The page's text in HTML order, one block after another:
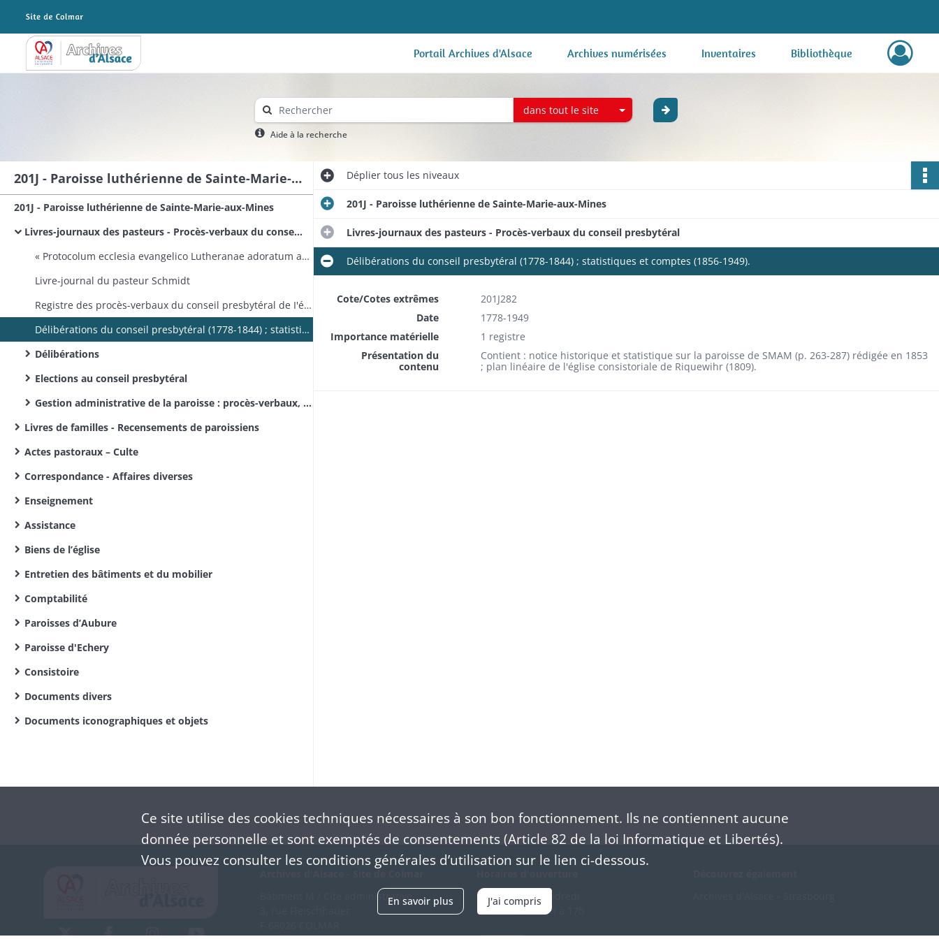
Archives Alsace - Colmar Portail Archives d'Alsace Archives numérisées Inventaires Bibliothèque
dans tout le site
Aide à la recherche
201J - Paroisse luthérienne de Sainte-Marie-aux-Mines
201J - Paroisse luthérienne de Sainte-Marie-aux-Mines
Livres-journaux des pasteurs - Procès-verbaux du conseil presbytéral
« Protocolum ecclesia evangelico Lutheranae adoratum ad usus ecclesiae in Valle Beate Mariae a Johann Francisco Goldmann, ab Enkirch ad Mosellan pro tempore pastore »
Livre-journal du pasteur Schmidt
Registre des procès-verbaux du conseil presbytéral de I'église protestante, confession d'Augsbourg, à Sainte-Marie-aux-Mines
Délibérations du conseil presbytéral (1778-1844) ; statistiques et comptes (1856-1949).
Délibérations
Elections au conseil presbytéral
Gestion administrative de la paroisse : procès-verbaux, correspondance, listes de souscriptions, …
Livres de familles - Recensements de paroissiens
Actes pastoraux – Culte
Correspondance - Affaires diverses
Enseignement
Assistance
Biens de l’église
Entretien des bâtiments et du mobilier
Comptabilité
Paroisses d’Aubure
Paroisse d'Echery
Consistoire
Documents divers
Documents iconographiques et objets
Dépliertous les niveaux
201J - Paroisse luthérienne de Sainte-Marie-aux-Mines
Livres-journaux des pasteurs - Procès-verbaux du conseil presbytéral
Délibérations du conseil presbytéral (1778-1844) ; statistiques et comptes (1856-1949).
Cote/Cotes extrêmes
201J282
Date
1778-1949
Importance matérielle
1 registre
Présentation du
contenu
Contient : notice historique et statistique sur la paroisse de SMAM (p. 263-287) rédigée en 1853
; plan linéaire de l'église consistoriale de Riquewihr (1809).
Bâtiment M / Cité administrative
Du mardi au vendredi
en continu de 9h à 17h
Ce site utilise des cookiestechniques nécessaires à son bon fonctionnement. Ils ne contiennent aucune
donnée personnelle et sont exemptés de consentements (Article 82 de la loi Informatique et Libertés).
Vous pouvez consulter les conditions générales d’utilisation sur le lien ci-dessous.
En savoir plus J'ai compris